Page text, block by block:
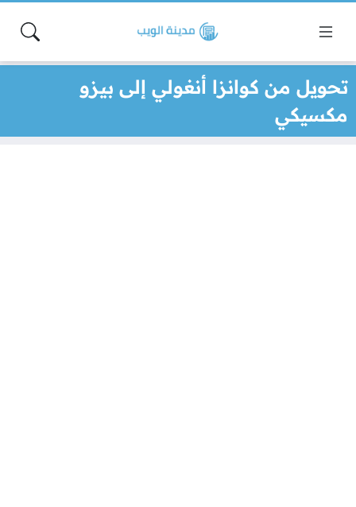
تحويل من كوانزا أنغولي إلى بيزو
مكسيكي